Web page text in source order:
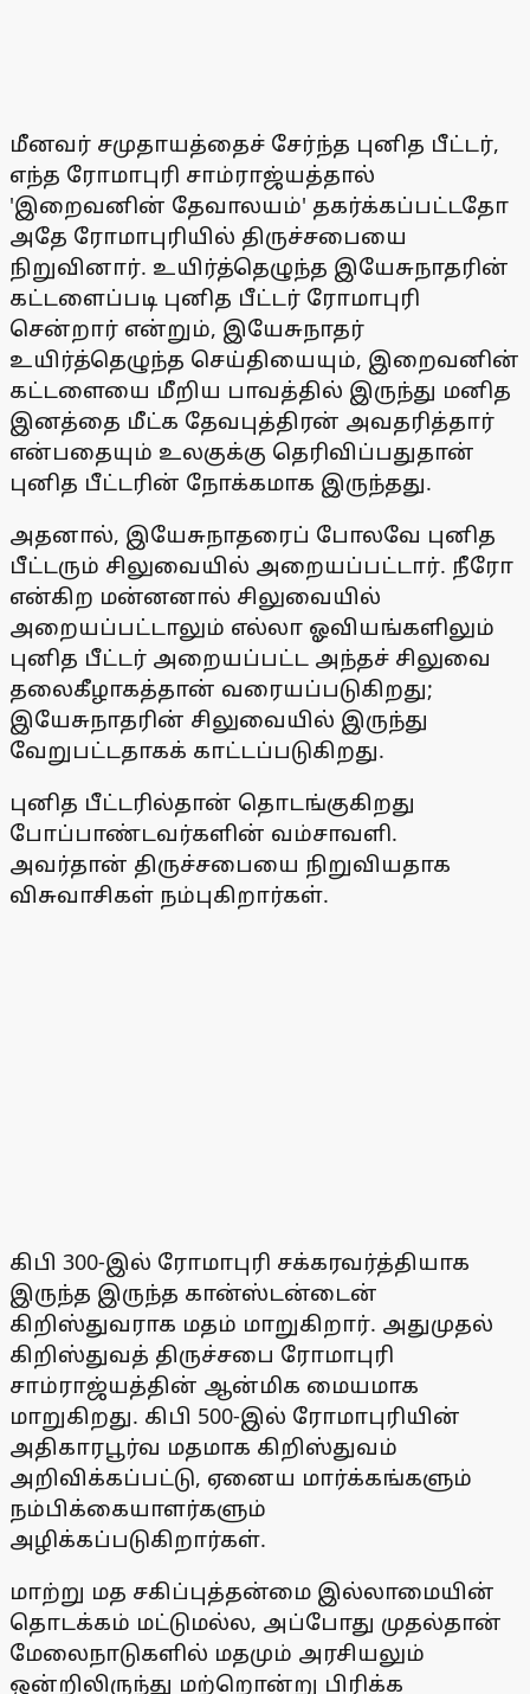
மீனவர் சமுதாயத்தைச் சேர்ந்த புனித பீட்டர்,
எந்த ரோமாபுரி சாம்ராஜ்யத்தால்
'இறைவனின் தேவாலயம்' தகர்க்கப்பட்டதோ
அதே ரோமாபுரியில் திருச்சபையை
நிறுவினார். உயிர்த்தெழுந்த இயேசுநாதரின்
கட்டளைப்படி புனித பீட்டர் ரோமாபுரி
சென்றார் என்றும், இயேசுநாதர்
உயிர்த்தெழுந்த செய்தியையும், இறைவனின்
கட்டளையை மீறிய பாவத்தில் இருந்து மனித
இனத்தை மீட்க தேவபுத்திரன் அவதரித்தார்
என்பதையும் உலகுக்கு தெரிவிப்பதுதான்
புனித பீட்டரின் நோக்கமாக இருந்தது.
அதனால், இயேசுநாதரைப் போலவே புனித
பீட்டரும் சிலுவையில் அறையப்பட்டார். நீரோ
என்கிற மன்னனால் சிலுவையில்
அறையப்பட்டாலும் எல்லா ஓவியங்களிலும்
புனித பீட்டர் அறையப்பட்ட அந்தச் சிலுவை
தலைகீழாகத்தான் வரையப்படுகிறது;
இயேசுநாதரின் சிலுவையில் இருந்து
வேறுபட்டதாகக் காட்டப்படுகிறது.
புனித பீட்டரில்தான் தொடங்குகிறது
போப்பாண்டவர்களின் வம்சாவளி.
அவர்தான் திருச்சபையை நிறுவியதாக
விசுவாசிகள் நம்புகிறார்கள்.
கிபி 300-இல் ரோமாபுரி சக்கரவர்த்தியாக
இருந்த இருந்த கான்ஸ்டன்டைன்
கிறிஸ்துவராக மதம் மாறுகிறார். அதுமுதல்
கிறிஸ்துவத் திருச்சபை ரோமாபுரி
சாம்ராஜ்யத்தின் ஆன்மிக மையமாக
மாறுகிறது. கிபி 500-இல் ரோமாபுரியின்
அதிகாரபூர்வ மதமாக கிறிஸ்துவம்
அறிவிக்கப்பட்டு, ஏனைய மார்க்கங்களும்
நம்பிக்கையாளர்களும்
அழிக்கப்படுகிறார்கள்.
மாற்று மத சகிப்புத்தன்மை இல்லாமையின்
தொடக்கம் மட்டுமல்ல, அப்போது முதல்தான்
மேலைநாடுகளில் மதமும் அரசியலும்
ஒன்றிலிருந்து மற்றொன்று பிரிக்க